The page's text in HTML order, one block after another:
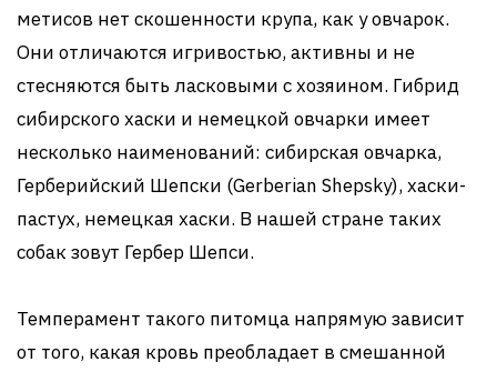
метисов нет скошенности крупа, как у овчарок.
Они отличаются игривостью, активны и не
стесняются быть ласковыми с хозяином. Гибрид
сибирского хаски и немецкой овчарки имеет
несколько наименований: сибирская овчарка,
Герберийский Шепски (Gerberian Shepsky), хаски-
пастух, немецкая хаски. В нашей стране таких
собак зовут Гербер Шепси.
Темперамент такого питомца напрямую зависит
от того, какая кровь преобладает в смешанной